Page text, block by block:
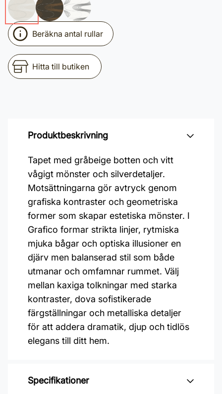
Beräkna antal rullar
Hitta till butiken
Produktbeskrivning
Tapet med gråbeige botten och vitt
vågigt mönster och silverdetaljer.
Motsättningarna gör avtryck genom
grafiska kontraster och geometriska
former som skapar estetiska mönster. I
Grafico formar strikta linjer, rytmiska
mjuka bågar och optiska illusioner en
djärv men balanserad stil som både
utmanar och omfamnar rummet. Välj
mellan kaxiga tolkningar med starka
kontraster, dova sofistikerade
färgställningar och metalliska detaljer
för att addera dramatik, djup och tidlös
elegans till ditt hem.
Specifikationer